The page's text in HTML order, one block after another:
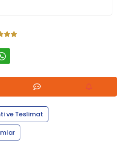
ve Teslimat